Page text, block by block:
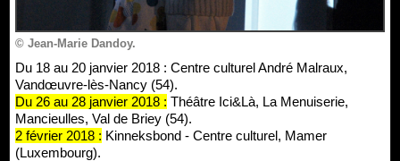
© Jean-Marie Dandoy.
Du 18 au 20 janvier 2018 : Centre culturel André Malraux,
Vandœuvre-lès-Nancy (54).
Du 26 au 28 janvier 2018 : Théâtre Ici&Là, La Menuiserie,
Mancieulles, Val de Briey (54).
2 février 2018 : Kinneksbond - Centre culturel, Mamer
(Luxembourg).